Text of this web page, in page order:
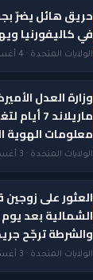
حريق هائل يضرّ
في كاليفورنيا
الولايات المتحدة · 4 أغسطس 2026 — 12:20 AM
وزارة العدل
ماريلاند
معلومات الهوية
الولايات المتحدة · 3 أغسطس 2026 — 11:05 PM
العثور على زوجين
والشرطة ترجّح
الولايات المتحدة · 3 أغسطس 2026 — 3:50 PM